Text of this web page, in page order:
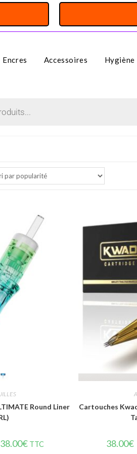
Encres Accessoires Hygiène
rapide
Round Liner
38.00€ TTC
Cartouches
38.00€